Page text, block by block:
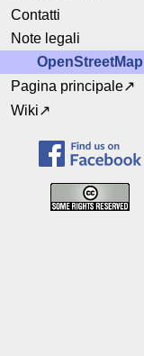
Contatti
Note legali
OpenStreetMap
Pagina principale
Wiki